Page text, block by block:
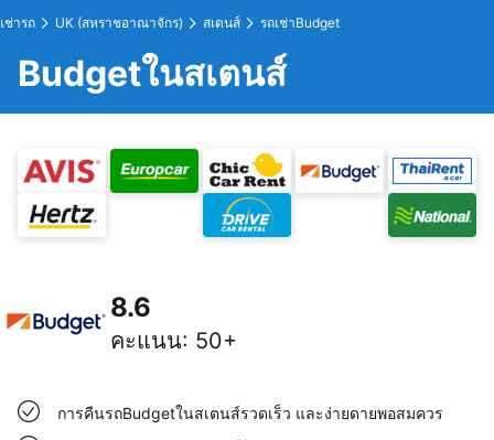
เช่ารถ UK (สหราชอาณาจักร) สเตนส์ รถเช่าBudget
Budgetในสเตนส์
8.6
คะแนน: 50+
การคืนรถBudgetในสเตนส์รวดเร็ว และง่ายดายพอสมควร